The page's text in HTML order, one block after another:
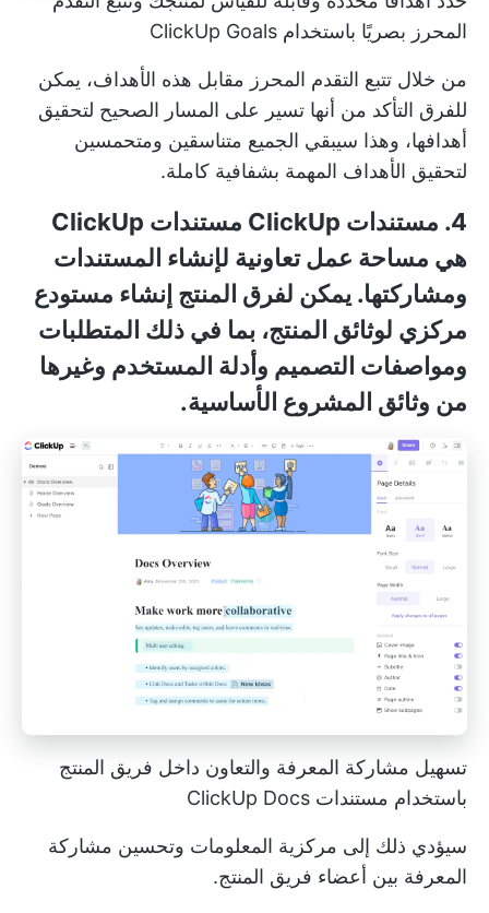
المحرز بصريًا باستخدام ClickUp Goals
من خلال تتبع التقدم المحرز مقابل هذه الأهداف، يمكن
للفرق التأكد من أنها تسير على المسار الصحيح لتحقيق
أهدافها، وهذا سيبقي الجميع متناسقين ومتحمسين
لتحقيق الأهداف المهمة بشفافية كاملة.
4. مستندات ClickUp
مستندات ClickUp
هي مساحة عمل تعاونية لإنشاء المستندات
ومشاركتها. يمكن لفرق المنتج إنشاء مستودع
مركزي لوثائق المنتج، بما في ذلك المتطلبات
ومواصفات التصميم وأدلة المستخدم وغيرها
من وثائق المشروع الأساسية.
تسهيل مشاركة المعرفة والتعاون داخل فريق المنتج
باستخدام مستندات ClickUp Docs
سيؤدي ذلك إلى مركزية المعلومات وتحسين مشاركة
المعرفة بين أعضاء فريق المنتج.